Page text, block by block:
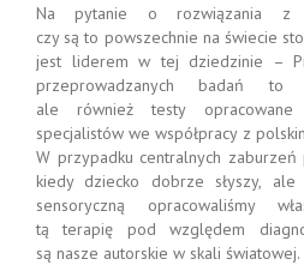
Na pytanie o rozwiązania z
czy są to powszechnie na świecie
jest liderem w tej dziedzinie –
przeprowadzanych badań to
ale również testy
specjalistów we współpracy z
W przypadku centralnych zaburzeń
kiedy dziecko dobrze słyszy,
sensoryczną opracowaliśmy
tą terapię pod względem
są nasze autorskie w skali światowej.